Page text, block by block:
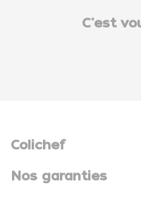
C'est
Colichef
Nos garanties